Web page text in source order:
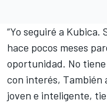
“Yo seguiré a
hace pocos meses
oportunidad. No
con interés, También
joven e inteligente,